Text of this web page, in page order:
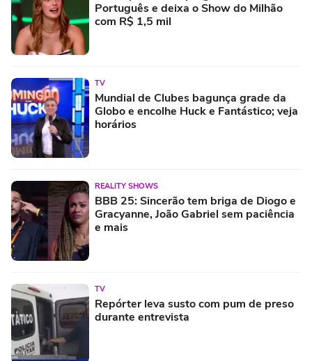
Português e deixa o Show do Milhão
com R$ 1,5 mil
TV
Mundial de Clubes bagunça grade da
Globo e encolhe Huck e Fantástico; veja
horários
REALITY SHOWS
BBB 25: Sincerão tem briga de Diogo e
Gracyanne, João Gabriel sem paciência
e mais
TV
Repórter leva susto com pum de preso
durante entrevista